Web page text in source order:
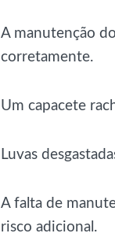
A manutenção
corretamente.
Um capacete
Luvas
A falta de
risco adicional.